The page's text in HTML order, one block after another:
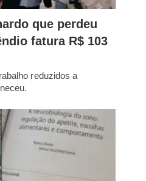
que perdeu
fatura R$ 103
reduzidos a